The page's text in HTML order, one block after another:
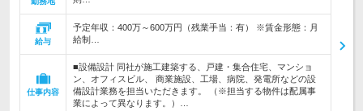
給与
予定年収：400万～600万円（残業手当：有） ※賃金形態：月
給制…
仕事内容
■設備設計 同社が施工建築する、戸建・集合住宅、マンショ
ン、オフィスビル、 商業施設、工場、病院、発電所などの設
備設計業務を担当いただきます。 （※担当する物件は配属事
業によって異なります。）…